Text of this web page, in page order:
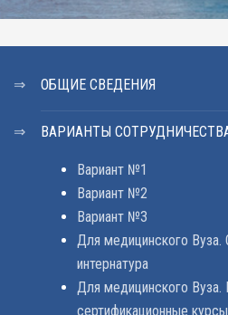
ОБЩИЕ СВЕДЕНИЯ
ВАРИАНТЫ
Вариант №1
Вариант №2
Вариант №3
Для медицинского Вуза.
интернатура
Для медицинского Вуза.
сертификационные курсы